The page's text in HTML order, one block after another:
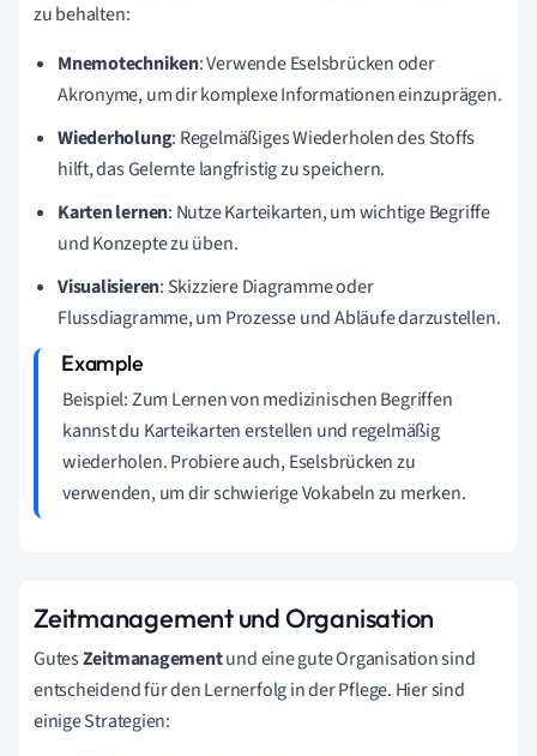
zu behalten:
Mnemotechniken: Verwende Eselsbrücken oder
Akronyme, um dir komplexe Informationen einzuprägen.
Wiederholung: Regelmäßiges Wiederholen des Stoffs
hilft, das Gelernte langfristig zu speichern.
Karten lernen: Nutze Karteikarten, um wichtige Begriffe
und Konzepte zu üben.
Visualisieren: Skizziere Diagramme oder
Flussdiagramme, um Prozesse und Abläufe darzustellen.
Beispiel: Zum Lernen von medizinischen Begriffen
kannst du Karteikarten erstellen und regelmäßig
wiederholen. Probiere auch, Eselsbrücken zu
verwenden, um dir schwierige Vokabeln zu merken.
Zeitmanagement und Organisation
GutesZeitmanagementund eine gute Organisation sind
entscheidend für den Lernerfolg in der Pflege. Hier sind
einige Strategien: